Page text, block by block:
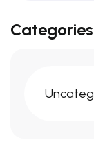
Categories